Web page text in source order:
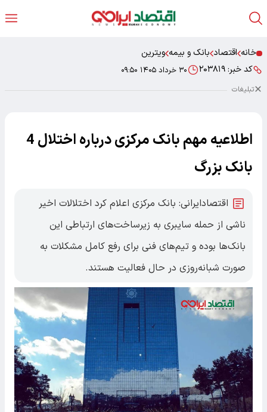
خانه اقتصاد بانک و بیمه ویترین
کد خبر:۲۰۳۸۱۹ ۳۰ خرداد ۱۴۰۵ ۰۹:۵۰
تبلیغات
اطلاعیه مهم بانک مرکزی درباره اختلال 4
بانک بزرگ
اقتصادایرانی: بانک مرکزی اعلام کرد اختلالات اخیر
ناشی از حمله سایبری به زیرساخت‌های ارتباطی این
بانک‌ها بوده و تیم‌های فنی برای رفع کامل مشکلات به
صورت شبانه‌روزی در حال فعالیت هستند.